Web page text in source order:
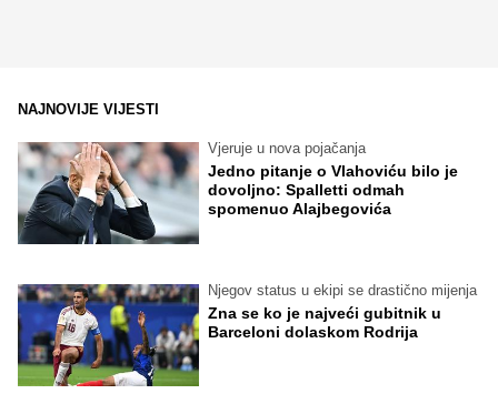
NAJNOVIJE VIJESTI
Vjeruje u nova pojačanja
Jedno pitanje o Vlahoviću bilo je
dovoljno: Spalletti odmah
spomenuo Alajbegovića
Njegov status u ekipi se drastično mijenja
Zna se ko je najveći gubitnik u
Barceloni dolaskom Rodrija